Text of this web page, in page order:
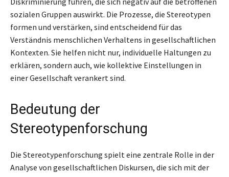
sozialen Gruppen auswirkt. Die Prozesse, die Stereotypen
formen und verstärken, sind entscheidend für das
Verständnis menschlichen Verhaltens in gesellschaftlichen
Kontexten. Sie helfen nicht nur, individuelle Haltungen zu
erklären, sondern auch, wie kollektive Einstellungen in
einer Gesellschaft verankert sind.
Bedeutung der
Stereotypenforschung
Die Stereotypenforschung spielt eine zentrale Rolle in der
Analyse von gesellschaftlichen Diskursen, die sich mit der